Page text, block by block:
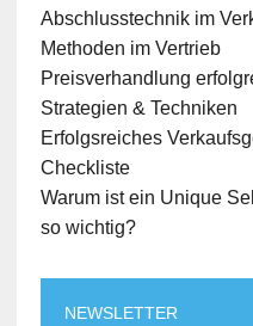
Abschlusstechnik im
Methoden im Vertrieb
Preisverhandlung
Strategien & Techniken
Erfolgsreiches
Checkliste
Warum ist ein Unique
so wichtig?
NEWSLETTER